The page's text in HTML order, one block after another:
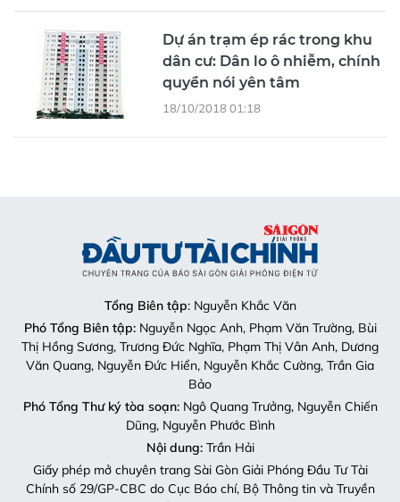
Dự án trạm ép rác trong khu
dân cư: Dân lo ô nhiễm, chính
quyền nói yên tâm
18/10/2018 01:18
Tổng Biên tập: Nguyễn Khắc Văn
Phó Tổng Biên tập:Nguyễn Ngọc Anh, Phạm Văn Trường, Bùi
Thị Hồng Sương, Trương Đức Nghĩa, Phạm Thị Vân Anh, Dương
Văn Quang, Nguyễn Đức Hiển, Nguyễn Khắc Cường, Trần Gia
Bảo
Phó Tổng Thư ký tòa soạn:Ngô Quang Trưởng, Nguyễn Chiến
Dũng, Nguyễn Phước Bình
Nội dung:Trần Hải
Giấy phép mở chuyên trang Sài Gòn Giải Phóng Đầu Tư Tài
Chính số 29/GP-CBC do Cục Báo chí, Bộ Thông tin và Truyền